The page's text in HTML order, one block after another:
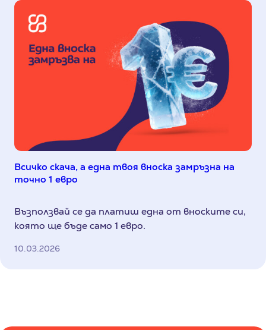
Всичко скача, а една твоя вноска замръзна на
точно 1 евро
Възползвай се да платиш една от вноските си,
която ще бъде само 1 евро.
10.03.2026